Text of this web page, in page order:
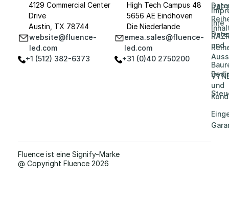
4129 Commercial Center
Drive
Austin, TX 78744
website@fluence-
led.com
+1 (512) 382-6373
High Tech Campus 48
5656 AE Eindhoven
Die Niederlande
emea.sales@fluence-
led.com
+31 (0)40 2750200
Ihre
und
und
Fluence ist eine Signify-Marke
@ Copyright Fluence 2026